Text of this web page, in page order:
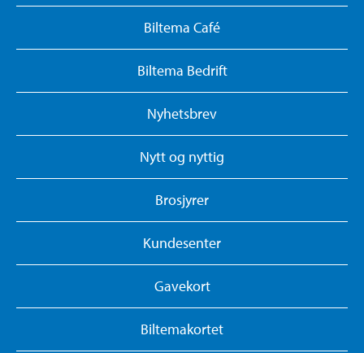
Biltema Café
Biltema Bedrift
Nyhetsbrev
Nytt og nyttig
Brosjyrer
Kundesenter
Gavekort
Biltemakortet